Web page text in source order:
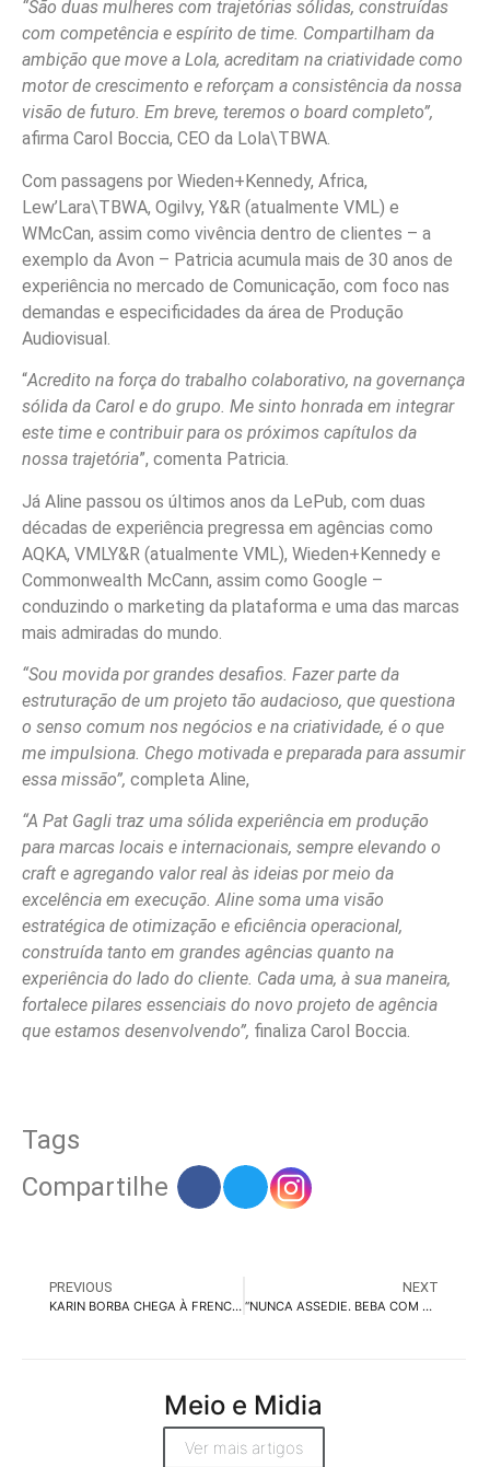
“São duas mulheres com trajetórias sólidas, construídas
com competência e espírito de time. Compartilham da
ambição que move a Lola, acreditam na criatividade como
motor de crescimento e reforçam a consistência da nossa
visão de futuro. Em breve, teremos o board completo”,
afirma Carol Boccia, CEO da Lola\TBWA.
Com passagens por Wieden+Kennedy, Africa,
Lew’Lara\TBWA, Ogilvy, Y&R (atualmente VML) e
WMcCan, assim como vivência dentro de clientes – a
exemplo da Avon – Patricia acumula mais de 30 anos de
experiência no mercado de Comunicação, com foco nas
demandas e especificidades da área de Produção
Audiovisual.
“Acredito na força do trabalho colaborativo, na governança
sólida da Carol e do grupo. Me sinto honrada em integrar
este time e contribuir para os próximos capítulos da
nossa trajetória”, comenta Patricia.
Já Aline passou os últimos anos da LePub, com duas
décadas de experiência pregressa em agências como
AQKA, VMLY&R (atualmente VML), Wieden+Kennedy e
Commonwealth McCann, assim como Google –
conduzindo o marketing da plataforma e uma das marcas
mais admiradas do mundo.
“Sou movida por grandes desafios. Fazer parte da
estruturação de um projeto tão audacioso, que questiona
o senso comum nos negócios e na criatividade, é o que
me impulsiona. Chego motivada e preparada para assumir
essa missão”, completa Aline,
“A Pat Gagli traz uma sólida experiência em produção
para marcas locais e internacionais, sempre elevando o
craft e agregando valor real às ideias por meio da
excelência em execução. Aline soma uma visão
estratégica de otimização e eficiência operacional,
construída tanto em grandes agências quanto na
experiência do lado do cliente. Cada uma, à sua maneira,
fortalece pilares essenciais do novo projeto de agência
que estamos desenvolvendo”, finaliza Carol Boccia.
Tags
Compartilhe
PREVIOUS
KARIN BORBA CHEGA À FRENCH FRIES AUDIO
NEXT
“NUNCA ASSEDIE. BEBA COM SABEDORIA.”: É O ALERTA ITAIPAVA AOS TORCEDORES PAULISTAS.
Meio e Midia
Ver mais artigos